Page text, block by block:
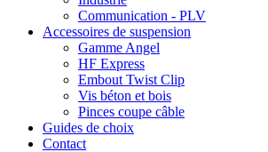
Communication - PLV
Accessoires de suspension
Gamme Angel
HF Express
Embout Twist Clip
Vis béton et bois
Pinces coupe câble
Guides de choix
Contact